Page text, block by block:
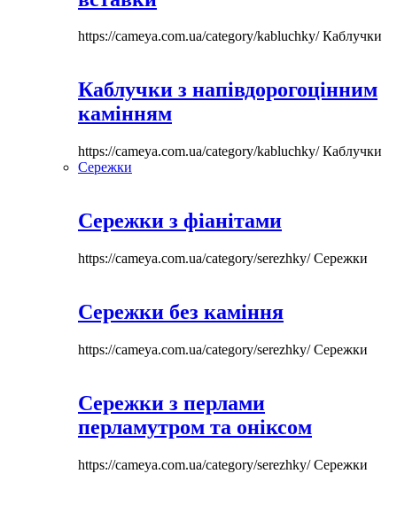
https://cameya.com.ua/category/kabluchky/Каблучки
Каблучки з напівдорогоцінним
камінням
https://cameya.com.ua/category/kabluchky/Каблучки
Сережки
Сережки з фіанітами
https://cameya.com.ua/category/serezhky/Сережки
Сережки без каміння
https://cameya.com.ua/category/serezhky/Сережки
Сережки з перлами
перламутром та оніксом
https://cameya.com.ua/category/serezhky/Сережки